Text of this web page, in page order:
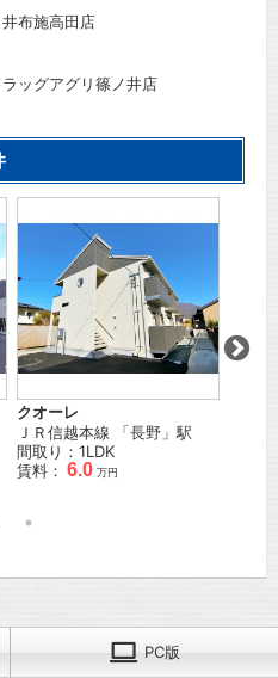
布施高田店
ッグアグリ篠ノ井店
クオーレ
ＪＲ信越本線 「長野 」駅
間取り：1LDK
賃料： 6.0 万円
PC版